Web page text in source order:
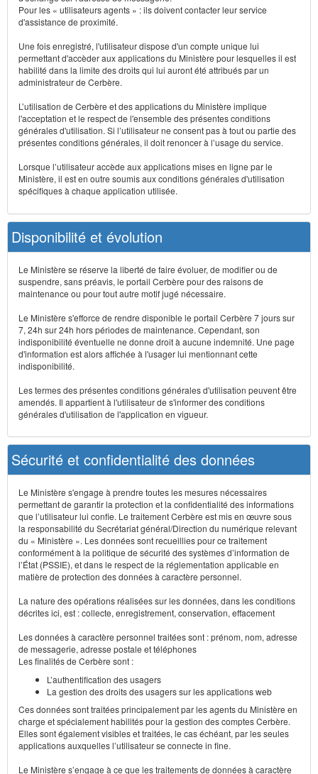
Pour les « utilisateurs agents » : ils doivent contacter leur service
d'assistance de proximité.
Une fois enregistré, l'utilisateur dispose d'un compte unique lui
permettant d'accèder aux applications du Ministère pour lesquelles il est
habilité dans la limite des droits qui lui auront été attribués par un
administrateur de Cerbère.
L’utilisation de Cerbère et des applications du Ministère implique
l'acceptation et le respect de l'ensemble des présentes conditions
générales d'utilisation. Si l’utilisateur ne consent pas à tout ou partie des
présentes conditions générales, il doit renoncer à l’usage du service.
Lorsque l’utilisateur accède aux applications mises en ligne par le
Ministère, il est en outre soumis aux conditions générales d'utilisation
spécifiques à chaque application utilisée.
Disponibilité et évolution
Le Ministère se réserve la liberté de faire évoluer, de modifier ou de
suspendre, sans préavis, le portail Cerbère pour des raisons de
maintenance ou pour tout autre motif jugé nécessaire.
Le Ministère s'efforce de rendre disponible le portail Cerbère 7 jours sur
7, 24h sur 24h hors périodes de maintenance. Cependant, son
indisponibilité éventuelle ne donne droit à aucune indemnité. Une page
d'information est alors affichée à l'usager lui mentionnant cette
indisponibilité.
Les termes des présentes conditions générales d'utilisation peuvent être
amendés. Il appartient à l'utilisateur de s'informer des conditions
générales d'utilisation de l'application en vigueur.
Sécurité et confidentialité des données
Le Ministère s'engage à prendre toutes les mesures nécessaires
permettant de garantir la protection et la confidentialité des informations
que l’utilisateur lui confie. Le traitement Cerbère est mis en œuvre sous
la responsabilité du Secrétariat général/Direction du numérique relevant
du « Ministère ». Les données sont recueillies pour ce traitement
conformément à la politique de sécurité des systèmes d’information de
l’État (PSSIE), et dans le respect de la réglementation applicable en
matière de protection des données à caractère personnel.
La nature des opérations réalisées sur les données, dans les conditions
décrites ici, est : collecte, enregistrement, conservation, effacement
Les données à caractère personnel traitées sont : prénom, nom, adresse
de messagerie, adresse postale et téléphones
Les finalités de Cerbère sont :
L’authentification des usagers
La gestion des droits des usagers sur les applications web
Ces données sont traitées principalement par les agents du Ministère en
charge et spécialement habilités pour la gestion des comptes Cerbère.
Elles sont également visibles et traitées, le cas échéant, par les seules
applications auxquelles l’utilisateur se connecte in fine.
Le Ministère s’engage à ce que les traitements de données à caractère